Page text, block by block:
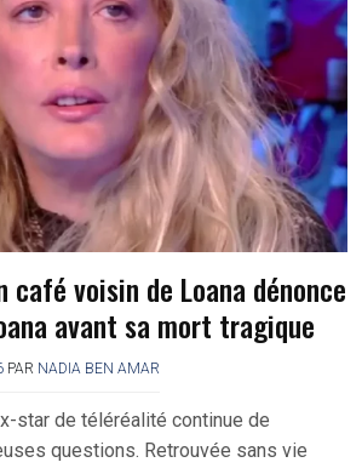
café voisin de Loana dénonce
avant sa mort tragique
PAR NADIA BEN AMAR
star de téléréalité continue de
questions. Retrouvée sans vie